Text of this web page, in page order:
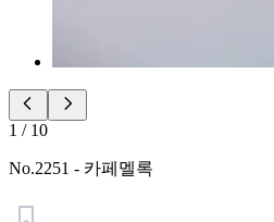
1 / 10
No.2251 - 카페멜록